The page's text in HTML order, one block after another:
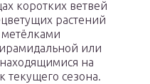
коротких ветвей
растений
или
на
текущего сезона.